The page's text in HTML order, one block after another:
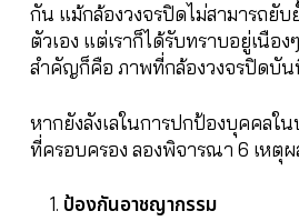
กัน แม้กล้องวงจรปิดไม่สามารถยับ
ตัวเอง แต่เราก็ได้รับทราบอยู่เนือ
สำคัญก็คือ ภาพที่กล้องวงจรปิดบัน
หากยังลังเลในการปกป้องบุคคลใ
ที่ครอบครอง ลองพิจารณา 6 เหตุ
ป้องกันอาชญากรรม